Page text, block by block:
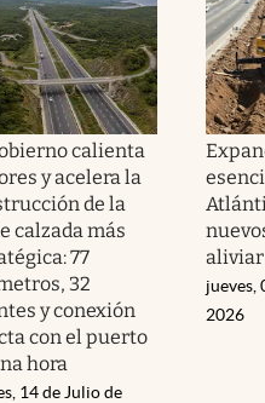
calienta
y acelera la
de la
calzada más
77
32
y conexión
con el puerto
hora
14 de Julio de
jueves,
2026